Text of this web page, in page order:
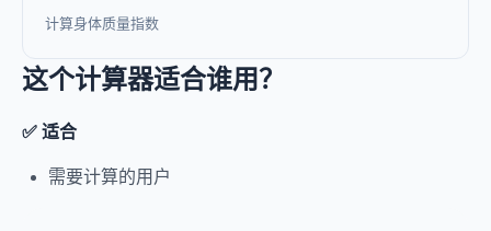
计算身体质量指数
这个计算器适合谁用？
✅ 适合
需要计算的用户